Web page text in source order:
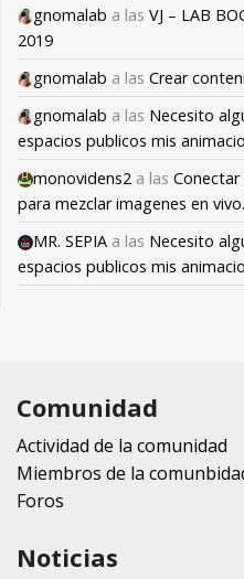
gnomalab a las VJ – LAB
2019
gnomalab a las Crear
gnomalab a las Necesito
espacios publicos mis
monovidens2 a las Conectar
para mezclar imagenes en vivo.
MR. SEPIA a las Necesito
espacios publicos mis
Comunidad
Actividad de la comunidad
Miembros de la
Foros
Noticias